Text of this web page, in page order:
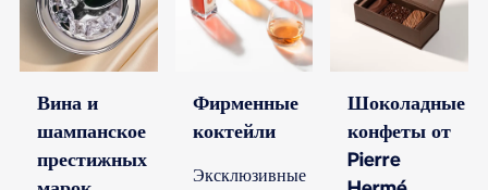
Вина и
шампанское
престижных
Фирменные
коктейли
Эксклюзивные
Шоколадные
конфеты от
Pierre